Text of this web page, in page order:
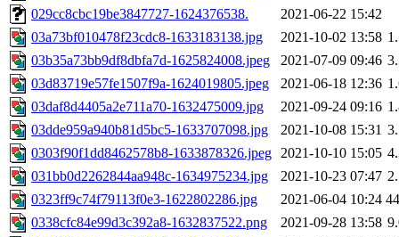
029cc8cbc19be3847727-1624376538.
2021-06-22 15:42
03a73bf010478f23cdc8-1633183138.jpg
2021-10-02 13:58
03b35a73bb9df8dbfa7d-1625824008.jpeg
2021-07-09 09:46
03d83719e57fe1507f9a-1624019805.jpeg
2021-06-18 12:36
03daf8d4405a2e711a70-1632475009.jpg
2021-09-24 09:16
03dde959a940b81d5bc5-1633707098.jpg
2021-10-08 15:31
0303f90f1dd8462578b8-1633878326.jpeg 2021-10-10 15:05
031bb0d2262844aa948c-1634975234.jpg
2021-10-23 07:47
0323ff9c74f79113f0e3-1622802286.jpg
2021-06-04 10:24
0338cfc84e99d3c392a8-1632837522.png
2021-09-28 13:58